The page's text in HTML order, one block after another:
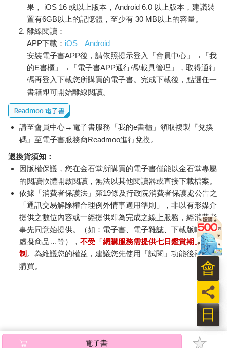
果， iOS 16 或以上版本，Android 6.0 以上版本，建議裝
置有6GB以上的記憶體，至少有 30 MB以上的容量。
離線閱讀：
APP下載： iOS
Android
安裝電子書APP後，請依照提示登入「會員中心」→「我
的E書櫃」→「電子書APP通行碼/載具管理」，取得通行
碼再登入下載您所購買的電子書。完成下載後，點選任一
書籍即可開始離線閱讀。
請至會員中心→電子書服務「我的e書櫃」領取複製『兌換
碼』至電子書服務商Readmoo進行兌換。
退換貨須知：
因版權保護，您在金石堂所購買的電子書僅能以金石堂專屬
的閱讀軟體開啟閱讀，無法以其他閱讀器或直接下載檔案。
依據「消費者保護法」第19條及行政院消費者保護處公告之
「通訊交易解除權合理例外情事適用準則」，非以有形媒介
提供之數位內容或一經提供即為完成之線上服務，經消費者
事先同意始提供。（如：電子書、電子雜誌、下載版軟體、
虛擬商品…等），不受「網購服務需提供七日鑑賞期」的限
制 。為維護您的權益，建議您先使用「試閱」功能後再付款
購買。
電子書
日
員
會